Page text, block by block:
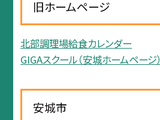
旧ホームページ
北部調理場給食カレンダー
GIGAスクール（安城ホームページ）
安城市